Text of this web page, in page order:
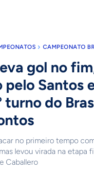
CAMPEONATO
gol no
Santos
turno do
no primeiro tempo
levou virada na etapa
Caballero